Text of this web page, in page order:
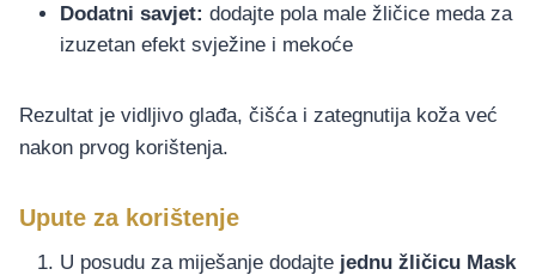
Dodatni savjet: dodajte pola male žličice meda za
izuzetan efekt svježine i mekoće
Rezultat je vidljivo glađa, čišća i zategnutija koža već
nakon prvog korištenja.
Upute za korištenje
U posudu za miješanje dodajte jednu žličicu Mask